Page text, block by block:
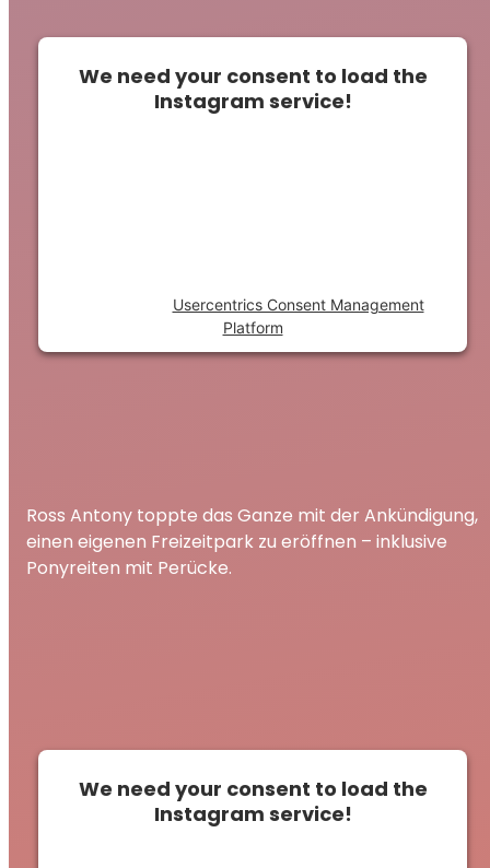
We need your consent to load the
Instagram service!
Usercentrics Consent Management
Platform
Ross Antony toppte das Ganze mit der Ankündigung,
einen eigenen Freizeitpark zu eröffnen – inklusive
Ponyreiten mit Perücke.
We need your consent to load the
Instagram service!